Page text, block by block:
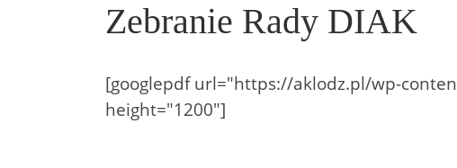
Zebranie Rady DIAK
[googlepdf url="https://aklodz.pl/wp-
height="1200"]